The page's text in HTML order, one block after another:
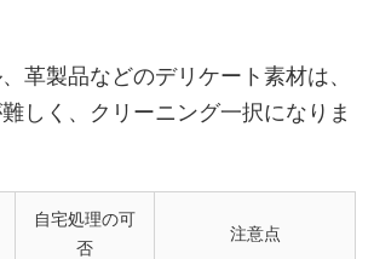
革製品などのデリケート素材は、
しく、クリーニング一択になりま
自宅処理の可
否
注意点